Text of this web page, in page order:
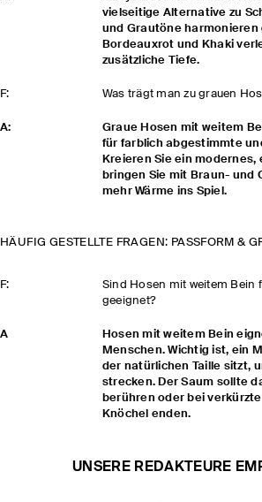
vielseitige Alternative zu
und Grautöne harmonieren
Bordeauxrot und Khaki
zusätzliche Tiefe.
F: Was trägt man zu grauen
A:
Graue Hosen mit weitem
für farblich abgestimmte
Kreieren Sie ein
bringen Sie mit Braun- und
mehr Wärme ins Spiel.
HÄUFIG GESTELLTE FRAGEN: PASSFORM &
F:
Sind Hosen mit weitem Bein
geeignet?
A
Hosen mit weitem Bein
Menschen. Wichtig ist, ein
der natürlichen Taille sitzt,
strecken. Der Saum sollte
berühren oder bei
Knöchel enden.
UNSERE REDAKTEURE